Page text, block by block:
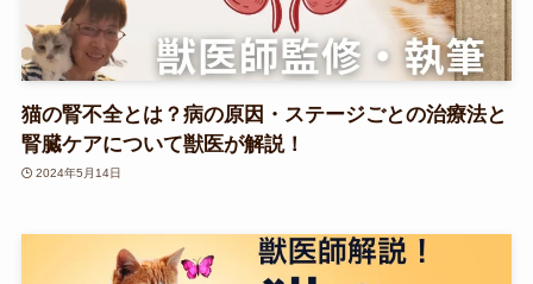
猫の腎不全とは？病の原因・ステージごとの治療法と
腎臓ケアについて獣医が解説！
2024年5月14日